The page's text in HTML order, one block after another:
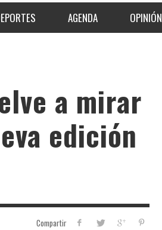
AGENDA OPINIÓN
a mirar
edición
Compartir